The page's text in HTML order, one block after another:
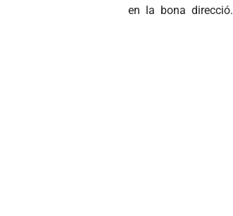
en la bona direcció.